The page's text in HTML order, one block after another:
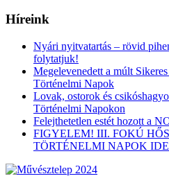
Híreink
Nyári nyitvatartás – rövid
folytatjuk!
Megelevenedett a múlt
Történelmi Napok
Lovak, ostorok és
Történelmi Napokon
Felejthetetlen estét hozott a
FIGYELEM! III. FOKÚ
TÖRTÉNELMI NAPOK